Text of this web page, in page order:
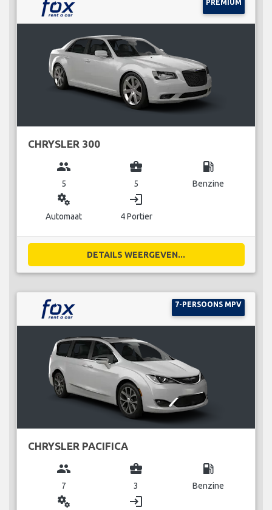
PREMIUM
CHRYSLER 300
group
5
business_center
5
local_gas_station
Benzine
miscellaneous_services
Automaat
login
4 Portier
DETAILS WEERGEVEN...
7-PERSOONS MPV
CHRYSLER PACIFICA
group
7
business_center
3
local_gas_station
Benzine
miscellaneous_services login